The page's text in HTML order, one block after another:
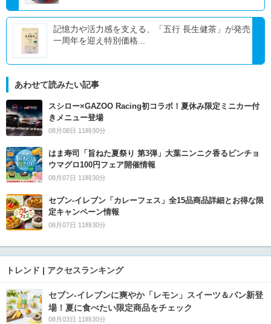
記憶力や活力感を支える、「五行 長生健茶」が発売
一周年を迎え特別価格...
あわせて読みたい記事
スシロー×GAZOO Racing初コラボ！夏休み限定ミニカー付
きメニュー登場
08月08日 11時30分
はま寿司「旨ねた夏祭り 第3弾」大葉ニンニク香るビンチョ
ウマグロ100円フェア開催情報
08月07日 11時30分
セブン‐イレブン「カレーフェス」全15品商品詳細とお得な限
定キャンペーン情報
08月07日 11時30分
トレンド | アクセスランキング
セブン‐イレブンに爽やか「レモン」スイーツ＆パン新登
場！夏に食べたい限定商品をチェック
08月03日 11時30分